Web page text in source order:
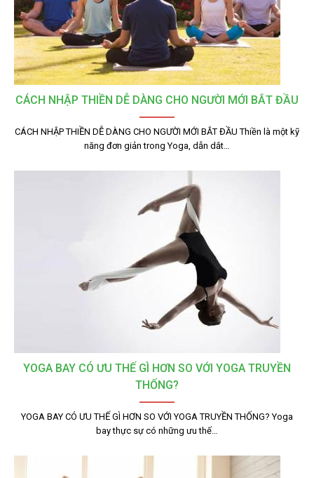
CÁCH NHẬP THIỀN DỄ DÀNG CHO NGƯỜI MỚI BẮT ĐẦU
CÁCH NHẬP THIỀN DỄ DÀNG CHO NGƯỜI MỚI BẮT ĐẦU Thiền là một kỹ
năng đơn giản trong Yoga, dẫn dắt…
YOGA BAY CÓ ƯU THẾ GÌ HƠN SO VỚI YOGA TRUYỀN
THỐNG?
YOGA BAY CÓ ƯU THẾ GÌ HƠN SO VỚI YOGA TRUYỀN THỐNG? Yoga
bay thực sự có những ưu thế…